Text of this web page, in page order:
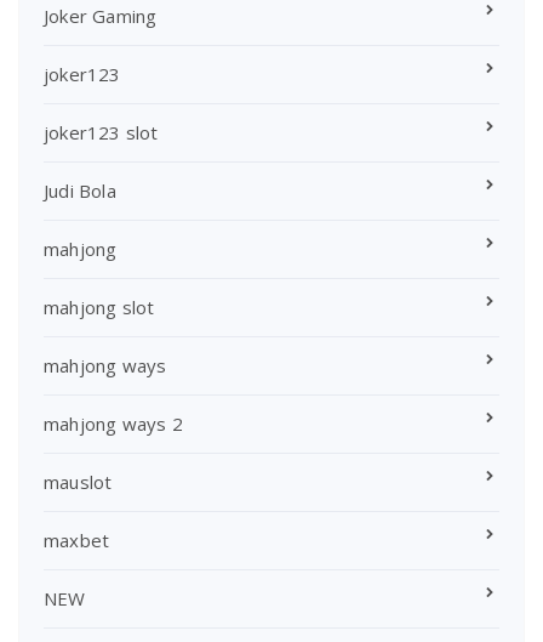
Joker Gaming
joker123
joker123 slot
Judi Bola
mahjong
mahjong slot
mahjong ways
mahjong ways 2
mauslot
maxbet
NEW